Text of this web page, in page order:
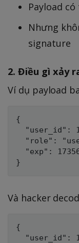
Payload
Nhưng
signature
2. Điều gì xảy
Ví dụ payload
{
"user_id":
"role":
"exp":
Và hacker
{
"user_id":